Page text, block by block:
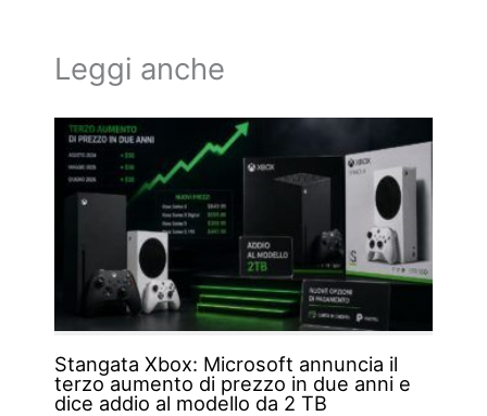
Leggi anche
Stangata Xbox: Microsoft annuncia il
terzo aumento di prezzo in due anni e
dice addio al modello da 2 TB